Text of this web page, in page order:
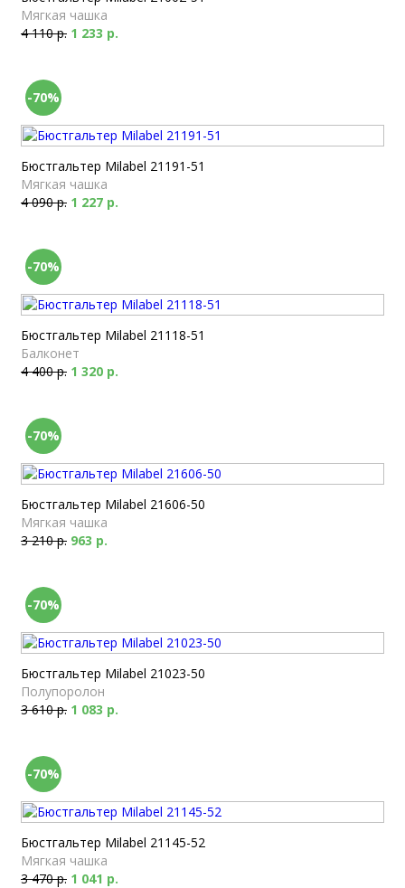
Мягкая чашка
4 110 р. 1 233 р.
-70%
Бюстгальтер Milabel 21191-51
Мягкая чашка
4 090 р. 1 227 р.
-70%
Бюстгальтер Milabel 21118-51
Балконет
4 400 р. 1 320 р.
-70%
Бюстгальтер Milabel 21606-50
Мягкая чашка
3 210 р. 963 р.
-70%
Бюстгальтер Milabel 21023-50
Полупоролон
3 610 р. 1 083 р.
-70%
Бюстгальтер Milabel 21145-52
Мягкая чашка
3 470 р. 1 041 р.